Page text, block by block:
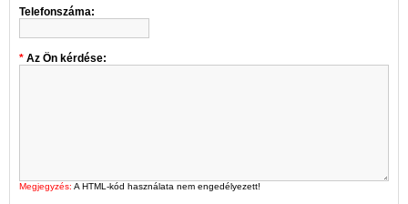
Telefonszáma:
Az Ön kérdése:
Megjegyzés: A HTML-kód használata nem engedélyezett!